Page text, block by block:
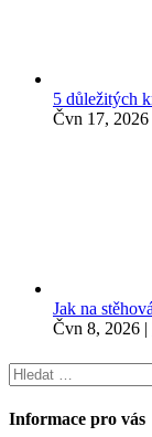
5 důležitých
Čvn 17, 2026
Jak na
Čvn 8, 2026 |
Vyhledávání
Informace pro vás